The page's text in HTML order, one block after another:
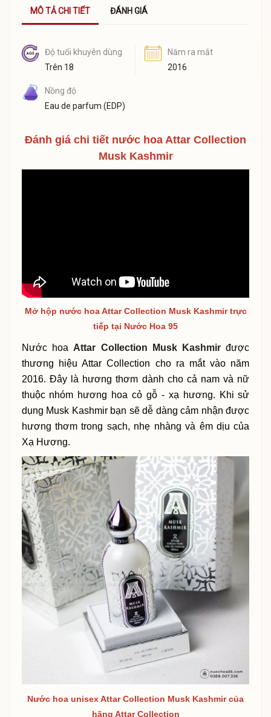
MÔ TẢ CHI TIẾT ĐÁNH GIÁ
Độ tuổi khuyên dùng
Trên 18
Năm ra mắt
2016
Nồng độ
Eau de parfum (EDP)
Đánh giá chi tiết nước hoa Attar Collection
Musk Kashmir
Mở hộp nước hoa Attar Collection Musk Kashmir trực
tiếp tại Nước Hoa 95
Nước hoa Attar Collection Musk Kashmir được
thương hiệu Attar Collection cho ra mắt vào năm
2016. Đây là hương thơm dành cho cả nam và nữ
thuộc nhóm hương hoa cỏ gỗ - xạ hương. Khi sử
dụng Musk Kashmir bạn sẽ dễ dàng cảm nhận được
hương thơm trong sạch, nhẹ nhàng và êm dịu của
Xạ Hương.
Nước hoa unisex Attar Collection Musk Kashmir của
hãng Attar Collection